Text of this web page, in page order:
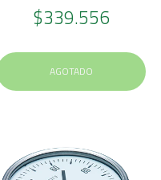
$339.556
AGOTADO